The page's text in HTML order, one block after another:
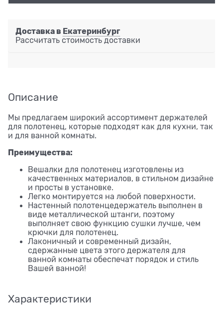
Доставка в Екатеринбург
Рассчитать стоимость доставки
Описание
Мы предлагаем широкий ассортимент держателей
для полотенец, которые подходят как для кухни, так
и для ванной комнаты.
Преимущества:
Вешалки для полотенец изготовлены из
качественных материалов, в стильном дизайне
и просты в установке.
Легко монтируется на любой поверхности.
Настенный полотенцедержатель выполнен в
виде металлической штанги, поэтому
выполняет свою функцию сушки лучше, чем
крючки для полотенец.
Лаконичный и современный дизайн,
сдержанные цвета этого держателя для
ванной комнаты обеспечат порядок и стиль
Вашей ванной!
Характеристики